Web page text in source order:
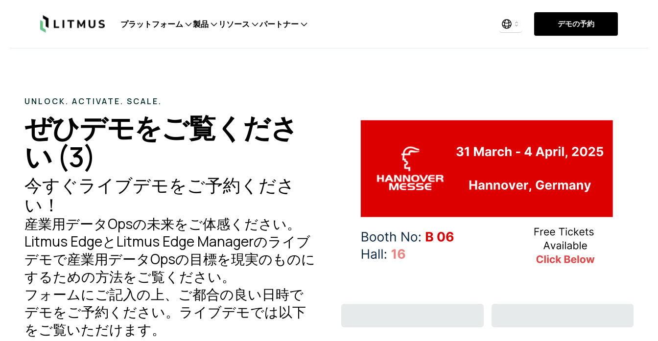
Litmus プラットフォーム 製品 リソース パートナー デモの予約
UNLOCK. ACTIVATE. SCALE.
ぜひデモをご覧くださ
い (3)
今すぐライブデモをご予約くださ
い！
産業用データOpsの未来をご体感ください。
Litmus EdgeとLitmus Edge Managerのライブ
デモで産業用データOpsの目標を現実のものに
するための方法をご覧ください。
フォームにご記入の上、ご都合の良い日時で
デモをご予約ください。ライブデモでは以下
をご覧いただけます。